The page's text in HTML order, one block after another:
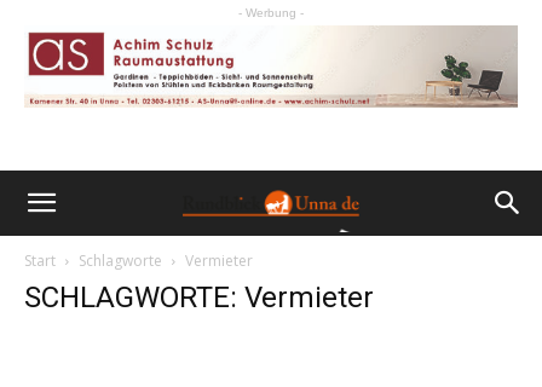
- Werbung -
Start Schlagworte Vermieter
SCHLAGWORTE: Vermieter